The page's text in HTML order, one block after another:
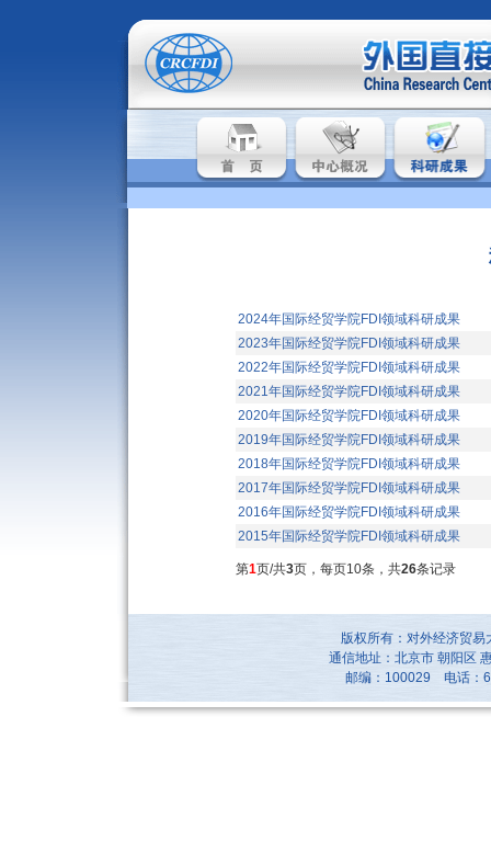
2024年国际经贸学院FDI领域科研成果
2023年国际经贸学院FDI领域科研成果
2022年国际经贸学院FDI领域科研成果
2021年国际经贸学院FDI领域科研成果
2020年国际经贸学院FDI领域科研成果
2019年国际经贸学院FDI领域科研成果
2018年国际经贸学院FDI领域科研成果
2017年国际经贸学院FDI领域科研成果
2016年国际经贸学院FDI领域科研成果
2015年国际经贸学院FDI领域科研成果
第1页/共3页，每页10条，共26条记录